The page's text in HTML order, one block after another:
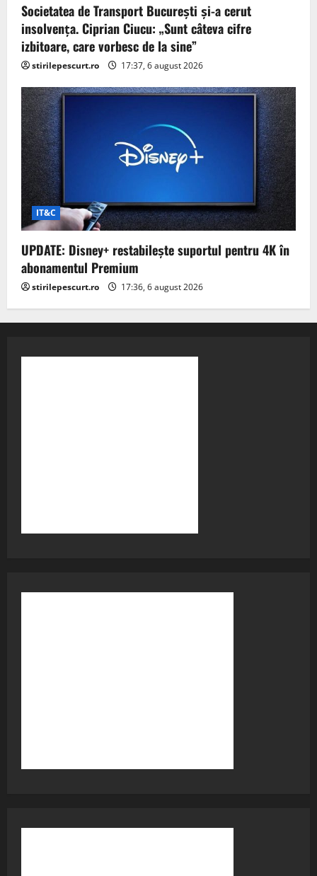
Societatea de Transport București și-a cerut
insolvența. Ciprian Ciucu: „Sunt câteva cifre
izbitoare, care vorbesc de la sine”
stirilepescurt.ro 17:37, 6 august 2026
IT&C
UPDATE: Disney+ restabilește suportul pentru 4K în
abonamentul Premium
stirilepescurt.ro 17:36, 6 august 2026